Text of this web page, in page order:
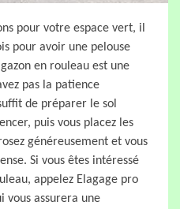
pour votre espace vert, il
pour avoir une pelouse
en rouleau est une
pas la patience
de préparer le sol
puis vous placez les
généreusement et vous
Si vous êtes intéressé
appelez Elagage pro
vous assurera une